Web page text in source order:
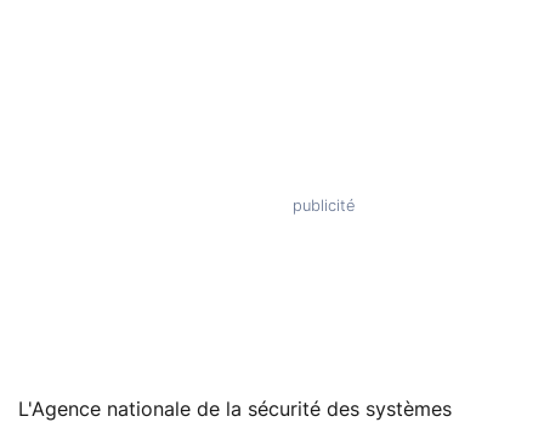
L'Agence nationale de la sécurité des systèmes